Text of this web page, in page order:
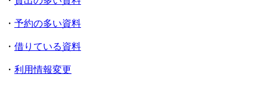
・ 予約の多い資料
・ 借りている資料
・ 利用情報変更